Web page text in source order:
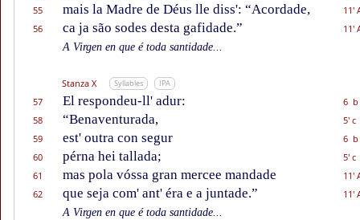
55
mais la Madre de Déus lle diss': “Acordade,
11'
56
ca ja são sodes desta gafidade.”
11'
A Virgen en que é toda santidade...
Stanza X Syllables IPA
57 El respondeu-ll' adur:
6 b
58
“Benaventurada,
5' c
59
est' outra con segur
6 b
60
pérna hei tallada;
5' c
61
mas pola vóssa gran mercee mandade
11'
62
que seja com' ant' éra e a juntade.”
11'
A Virgen en que é toda santidade...